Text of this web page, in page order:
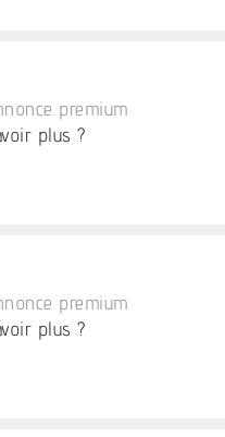
premium
plus ?
premium
plus ?